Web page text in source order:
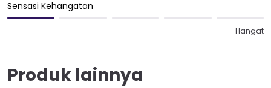
Sensasi Kehangatan
Hangat
Produk lainnya